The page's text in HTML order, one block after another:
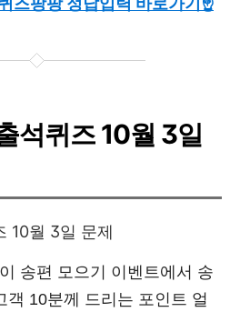
석퀴즈 10월 3일
10월 3일 문제
송편 모으기 이벤트에서 송
객 10분께 드리는 포인트 얼